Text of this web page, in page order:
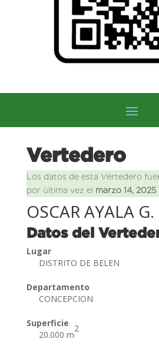
Vertedero
Los datos de esta Vertedero
por última vez el marzo 14, 2025
OSCAR AYALA G.
Datos del
Lugar
DISTRITO DE BELEN
Departamento
CONCEPCION
Superficie
20.000 m
2